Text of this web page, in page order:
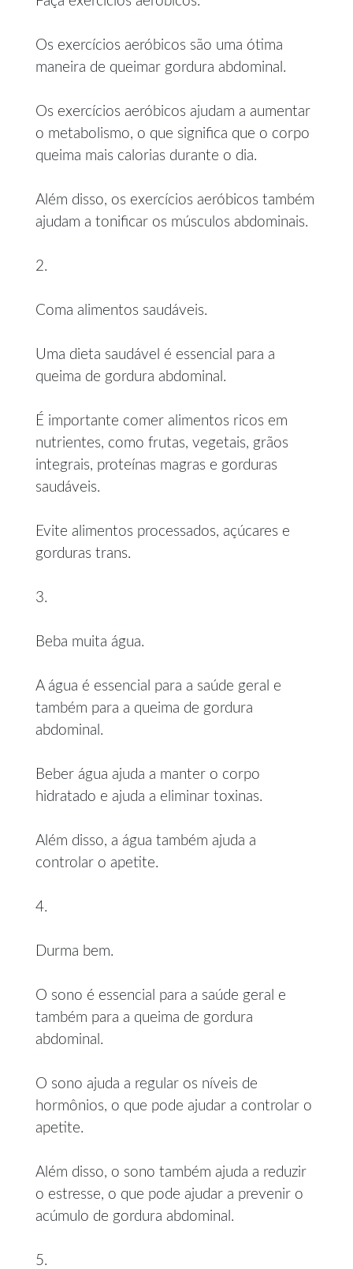
Os exercícios aeróbicos são uma ótima
maneira de queimar gordura abdominal.
Os exercícios aeróbicos ajudam a aumentar
o metabolismo, o que significa que o corpo
queima mais calorias durante o dia.
Além disso, os exercícios aeróbicos também
ajudam a tonificar os músculos abdominais.
2.
Coma alimentos saudáveis.
Uma dieta saudável é essencial para a
queima de gordura abdominal.
É importante comer alimentos ricos em
nutrientes, como frutas, vegetais, grãos
integrais, proteínas magras e gorduras
saudáveis.
Evite alimentos processados, açúcares e
gorduras trans.
3.
Beba muita água.
A água é essencial para a saúde geral e
também para a queima de gordura
abdominal.
Beber água ajuda a manter o corpo
hidratado e ajuda a eliminar toxinas.
Além disso, a água também ajuda a
controlar o apetite.
4.
Durma bem.
O sono é essencial para a saúde geral e
também para a queima de gordura
abdominal.
O sono ajuda a regular os níveis de
hormônios, o que pode ajudar a controlar o
apetite.
Além disso, o sono também ajuda a reduzir
o estresse, o que pode ajudar a prevenir o
acúmulo de gordura abdominal.
5.